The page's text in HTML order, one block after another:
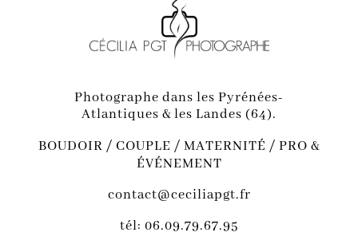
Photographe dans les Pyrénées-
Atlantiques & les Landes (64).
BOUDOIR / COUPLE / MATERNITÉ / PRO &
ÉVÉNEMENT
contact@ceciliapgt.fr
tél: 06.09.79.67.95